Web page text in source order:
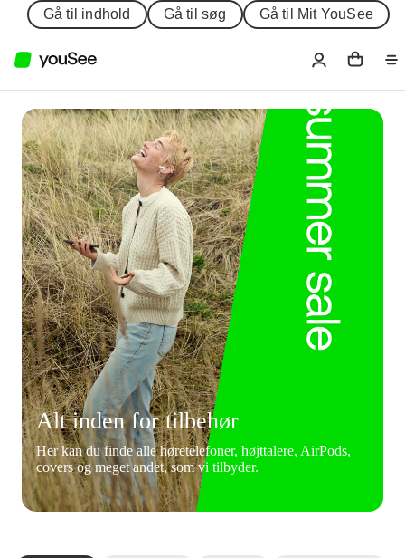
Gå til indhold Gå til søg Gå til Mit YouSee
Alt inden for tilbehør
Her kan du finde alle høretelefoner, højttalere, AirPods,
covers og meget andet, som vi tilbyder.